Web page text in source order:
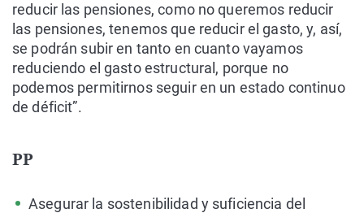
reducir las pensiones, como no queremos reducir
las pensiones, tenemos que reducir el gasto, y, así,
se podrán subir en tanto en cuanto vayamos
reduciendo el gasto estructural, porque no
podemos permitirnos seguir en un estado continuo
de déficit”.
PP
Asegurar la sostenibilidad y suficiencia del